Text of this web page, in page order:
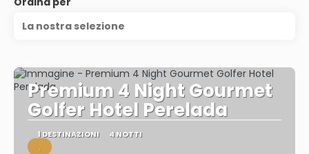
La nostra selezione
Premium 4 Night Gourmet
Golfer Hotel Perelada
1 DESTINAZIONI 4 NOTTI
.